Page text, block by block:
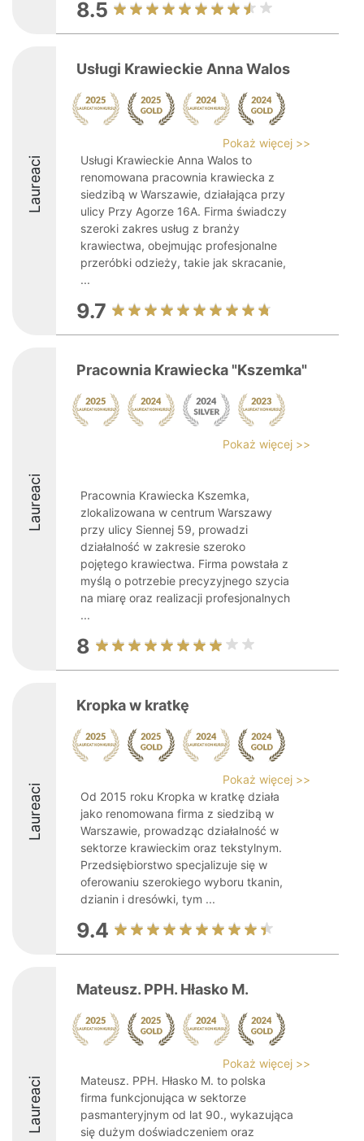
8.5
Laureaci
Usługi Krawieckie Anna Walos
Pokaż więcej >>
Usługi Krawieckie Anna Walos to
renomowana pracownia krawiecka z
siedzibą w Warszawie, działająca przy
ulicy Przy Agorze 16A. Firma świadczy
szeroki zakres usług z branży
krawiectwa, obejmując profesjonalne
przeróbki odzieży, takie jak skracanie,
...
9.7
Laureaci
Pracownia Krawiecka "Kszemka"
Pokaż więcej >>
Pracownia Krawiecka Kszemka,
zlokalizowana w centrum Warszawy
przy ulicy Siennej 59, prowadzi
działalność w zakresie szeroko
pojętego krawiectwa. Firma powstała z
myślą o potrzebie precyzyjnego szycia
na miarę oraz realizacji profesjonalnych
...
8
Laureaci
Kropka w kratkę
Pokaż więcej >>
Od 2015 roku Kropka w kratkę działa
jako renomowana firma z siedzibą w
Warszawie, prowadząc działalność w
sektorze krawieckim oraz tekstylnym.
Przedsiębiorstwo specjalizuje się w
oferowaniu szerokiego wyboru tkanin,
dzianin i dresówki, tym ...
9.4
Laureaci
Mateusz. PPH. Hłasko M.
Pokaż więcej >>
Mateusz. PPH. Hłasko M. to polska
firma funkcjonująca w sektorze
pasmanteryjnym od lat 90., wykazująca
się dużym doświadczeniem oraz